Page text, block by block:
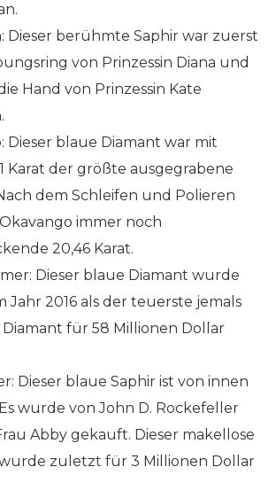
Dieser berühmte Saphir war zuerst
von Prinzessin Diana und
Hand von Prinzessin Kate
Dieser blaue Diamant war mit
Karat der größte ausgegrabene
dem Schleifen und Polieren
immer noch
20,46 Karat.
Dieser blaue Diamant wurde
Jahr 2016 als der teuerste jemals
für 58 Millionen Dollar
Dieser blaue Saphir ist von innen
wurde von John D. Rockefeller
Abby gekauft. Dieser makellose
zuletzt für 3 Millionen Dollar